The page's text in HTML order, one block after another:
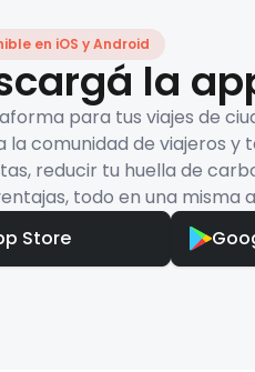
en iOS y Android
la
para tus viajes de
la comunidad de viajeros y
reducir tu huella de
todo en una misma
Store